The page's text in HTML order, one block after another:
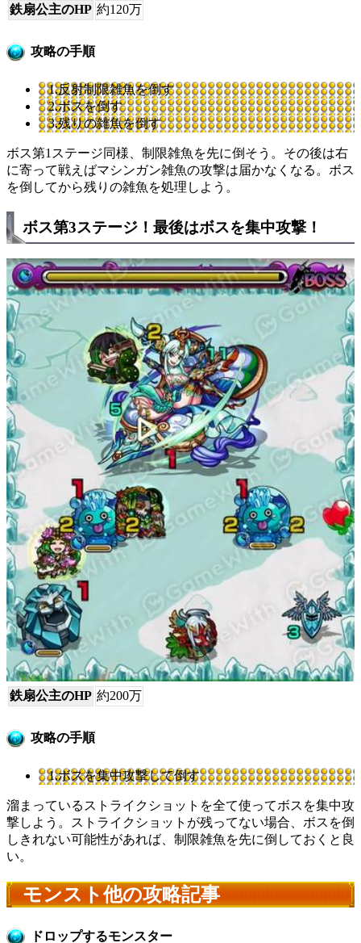
鉄扇公主のHP 約120万
攻略の手順
1.反射制限雑魚を倒す
2.ボスを倒す
3.残りの雑魚を倒す
ボス第1ステージ同様、制限雑魚を先に倒そう。その後は右
に寄って戦えばマシンガン雑魚の攻撃は届かなくなる。ボス
を倒してから残りの雑魚を処理しよう。
ボス第3ステージ！最後はボスを集中攻撃！
鉄扇公主のHP 約200万
攻略の手順
1.ボスを集中攻撃して倒す
溜まっているストライクショットを全て使ってボスを集中攻
撃しよう。ストライクショットが残ってない場合、ボスを倒
しきれない可能性があれば、制限雑魚を先に倒しておくと良
い。
モンスト他の攻略記事
ドロップするモンスター